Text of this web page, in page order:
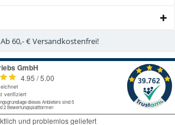
Ab 60,- € Versandkostenfrei!